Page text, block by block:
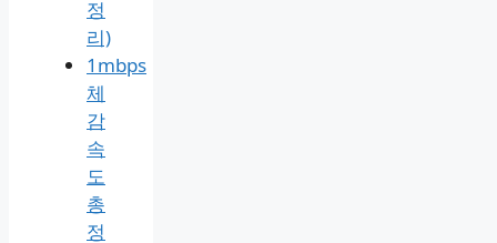
정
리)
1mbps
체
감
속
도
총
정